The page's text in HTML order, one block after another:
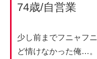
74歳/自営業
少し前までフニャフ
ど情けなかった俺…。